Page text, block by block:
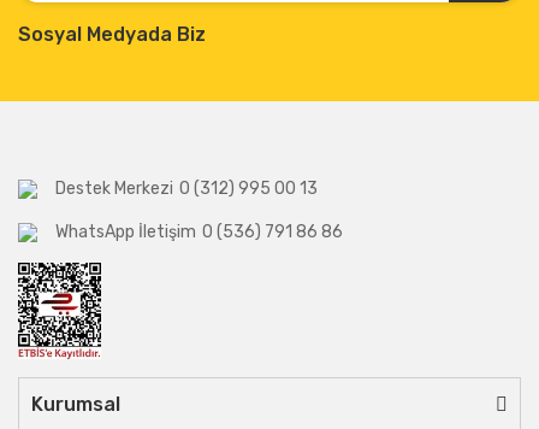
Sosyal Medyada Biz
Destek Merkezi 0 (312) 995 00 13
WhatsApp İletişim 0 (536) 791 86 86
Kurumsal